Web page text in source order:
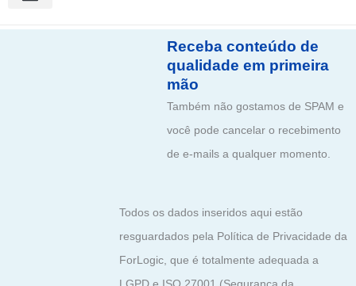
Receba conteúdo de
qualidade em primeira
mão
Também não gostamos de SPAM e
você pode cancelar o recebimento
de e-mails a qualquer momento.
Todos os dados inseridos aqui estão
resguardados pela Política de Privacidade da
ForLogic, que é totalmente adequada a